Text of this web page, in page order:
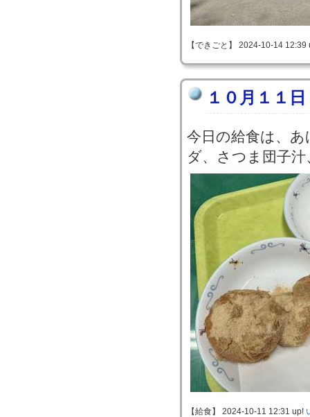
【できごと】 2024-10-14
１０月１１
今日の給食は、
ダ、さつま団子
【給食】 2024-10-11 12:31 up!